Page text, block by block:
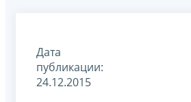
Дата
публикации:
24.12.2015